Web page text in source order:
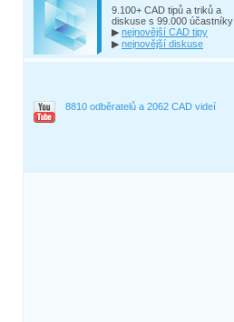
9.100+ CAD tipů a triků a
diskuse s 99.000 účastníky
▶ nejnovější CAD tipy
▶ nejnovější diskuse
8810 odběratelů a 2062 CAD videí